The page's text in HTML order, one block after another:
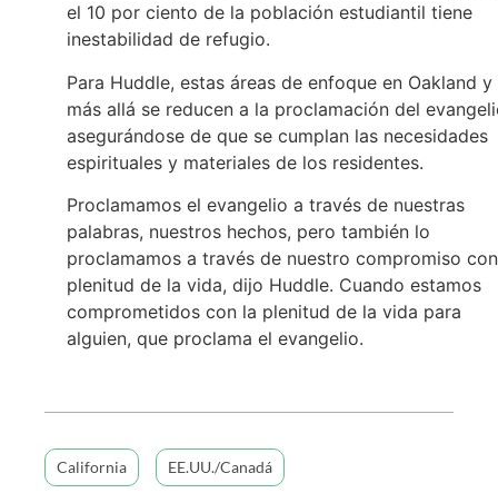
el 10 por ciento de la población estudiantil tiene
inestabilidad de refugio.
Para Huddle, estas áreas de enfoque en Oakland y
más allá se reducen a la proclamación del
asegurándose de que se cumplan las necesidades
espirituales y materiales de los residentes.
Proclamamos el evangelio a través de nuestras
palabras, nuestros hechos, pero también lo
proclamamos a través de nuestro compromiso
plenitud de la vida, dijo Huddle. Cuando estamos
comprometidos con la plenitud de la vida para
alguien, que proclama el evangelio.
California EE.UU./Canadá